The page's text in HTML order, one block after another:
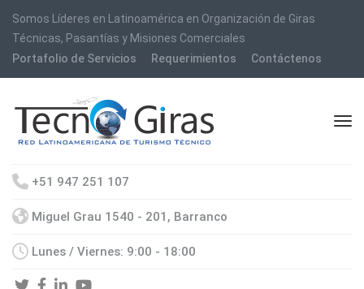
Somos Líderes en Latinoamérica en Organización de Giras
Técnicas, Pasantías y Misiones Comerciales
Portafolio de Servicios
Requerimientos Contáctenos
+51 947 251 107
Miguel Grau 1540 - 201, Barranco
Lunes / Viernes: 9:00 - 18:00